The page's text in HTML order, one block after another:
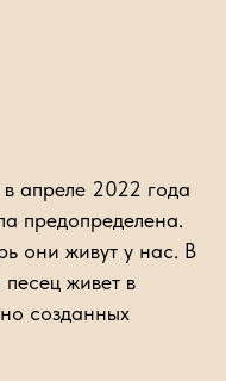
апреле 2022 года
предопределена.
они живут у нас. В
живет в
созданных